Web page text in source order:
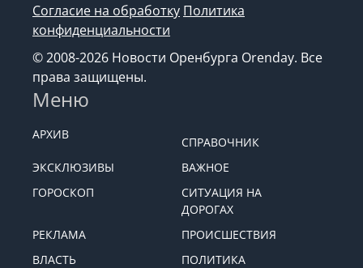
Согласие на обработку Политика
конфиденциальности
© 2008-2026 Новости Оренбурга Orenday. Все
права защищены.
Меню
АРХИВ
СПРАВОЧНИК
ЭКСКЛЮЗИВЫ
ВАЖНОЕ
ГОРОСКОП
СИТУАЦИЯ НА
ДОРОГАХ
РЕКЛАМА
ПРОИСШЕСТВИЯ
ВЛАСТЬ
ПОЛИТИКА